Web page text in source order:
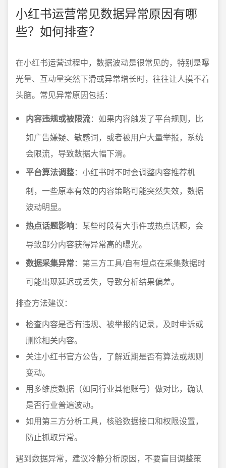
小红书运营常见数据异常原因有哪
些？如何排查？
在小红书运营过程中，数据波动是很常见的，特别是曝
光量、互动量突然下滑或异常增长时，往往让人摸不着
头脑。常见异常原因包括：
内容违规或被限流：如果内容触发了平台规则，比
如广告嫌疑、敏感词，或者被用户大量举报，系统
会限流，导致数据大幅下滑。
平台算法调整：小红书时不时会调整内容推荐机
制，一些原本有效的内容策略可能突然失效，数据
波动明显。
热点话题影响：某些时段有大事件或热点话题，会
导致部分内容获得异常高的曝光。
数据采集异常：第三方工具/自有埋点在采集数据时
可能出现延迟或丢失，导致分析结果偏差。
排查方法建议：
检查内容是否有违规、被举报的记录，及时申诉或
删除相关内容。
关注小红书官方公告，了解近期是否有算法或规则
变动。
用多维度数据（如同行业其他账号）做对比，确认
是否行业普遍波动。
如用第三方分析工具，核验数据接口和权限设置，
防止抓取异常。
遇到数据异常，建议冷静分析原因，不要盲目调整策